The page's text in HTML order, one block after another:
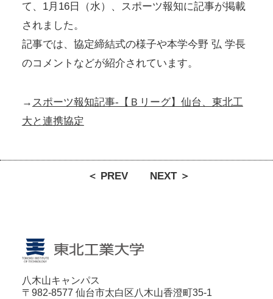
て、1月16日（水）、スポーツ報知に記事が掲載
されました。
記事では、協定締結式の様子や本学今野 弘 学長
のコメントなどが紹介されています。
→ スポーツ報知記事‐【Ｂリーグ】仙台、東北工
大と連携協定
＜ PREV NEXT ＞
八木山キャンパス
〒982-8577 仙台市太白区八木山香澄町35-1